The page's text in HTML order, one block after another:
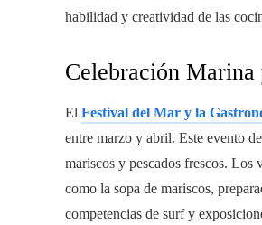
habilidad y creatividad de las
Celebración
El Festival del Mar y la
entre marzo y abril. Este evento
mariscos y pescados frescos. Los
como la sopa de mariscos,
competencias de surf y